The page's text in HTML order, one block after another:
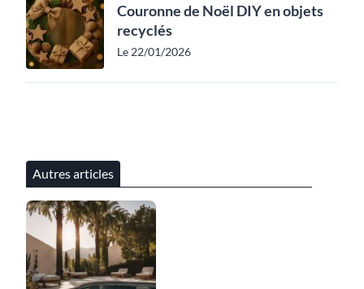
Couronne de Noël DIY en objets
recyclés
Le 22/01/2026
Autres articles